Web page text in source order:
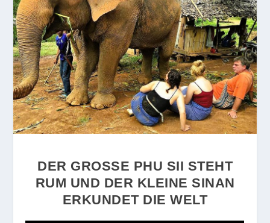
DER GROSSE PHU SII STEHT R
UM UND DER KLEINE SINAN E
RKUNDET DIE WELT